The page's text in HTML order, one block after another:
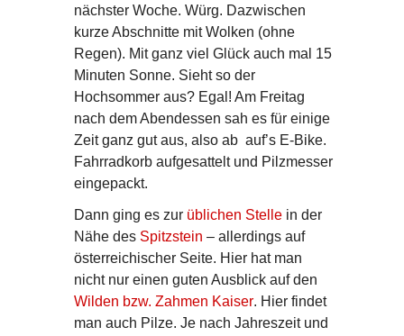
nächster Woche. Würg. Dazwischen
kurze Abschnitte mit Wolken (ohne
Regen). Mit ganz viel Glück auch mal 15
Minuten Sonne. Sieht so der
Hochsommer aus? Egal! Am Freitag
nach dem Abendessen sah es für einige
Zeit ganz gut aus, also ab auf’s E-Bike.
Fahrradkorb aufgesattelt und Pilzmesser
eingepackt.
Dann ging es zur üblichen Stellein der
Nähe des Spitzstein – allerdings auf
österreichischer Seite. Hier hat man
nicht nur einen guten Ausblick auf den
Wilden bzw. Zahmen Kaiser. Hier findet
man auch Pilze. Je nach Jahreszeit und